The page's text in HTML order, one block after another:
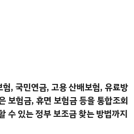
, 국민연금, 고용 산배보험, 유료방
보험금, 휴면 보험금 등을 통합조회
수 있는 정부 보조금 찾는 방법까지